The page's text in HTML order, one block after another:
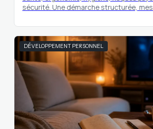
sécurité. Une démarche structurée,
DÉVELOPPEMENT PERSONNEL